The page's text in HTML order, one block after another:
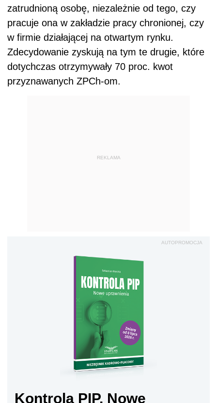
zatrudnioną osobę, niezależnie od tego, czy
pracuje ona w zakładzie pracy chronionej, czy
w firmie działającej na otwartym rynku.
Zdecydowanie zyskują na tym te drugie, które
dotychczas otrzymywały 70 proc. kwot
przyznawanych ZPCh-om.
REKLAMA
AUTOPROMOCJA
Kontrola PIP. Nowe